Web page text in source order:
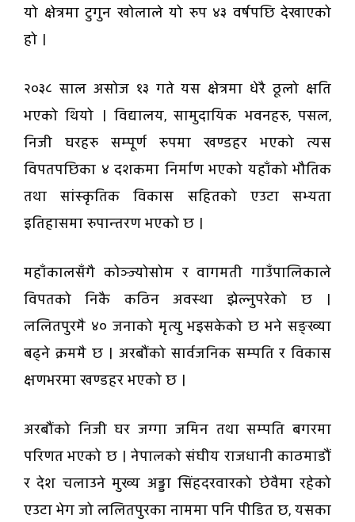
यो क्षेत्रमा टुगुन खोलाले यो रुप ४३ वर्षपछि देखाएको
हो ।
२०३८ साल असोज १३ गते यस क्षेत्रमा धेरै ठूलो क्षति
भएको थियो । विद्यालय, सामुदायिक भवनहरु, पसल,
निजी घरहरु सम्पूर्ण रुपमा खण्डहर भएको त्यस
विपतपछिका ४ दशकमा निर्माण भएको यहाँको भौतिक
तथा सांस्कृतिक विकास सहितको एउटा सभ्यता
इतिहासमा रुपान्तरण भएको छ ।
महाँकालसँगै कोञ्ज्योसोम र वागमती गाउँपालिकाले
विपतको निकै कठिन अवस्था झेल्नुपरेको छ ।
ललितपुरमै ४० जनाको मृत्यु भइसकेको छ भने सङ्ख्या
बढ्ने क्रममै छ । अरबौंको सार्वजनिक सम्पति र विकास
क्षणभरमा खण्डहर भएको छ ।
अरबौंको निजी घर जग्गा जमिन तथा सम्पति बगरमा
परिणत भएको छ । नेपालको संघीय राजधानी काठमाडौं
र देश चलाउने मुख्य अड्डा सिंहदरवारको छेवैमा रहेको
एउटा भेग जो ललितपुरका नाममा पनि पीडित छ, यसका